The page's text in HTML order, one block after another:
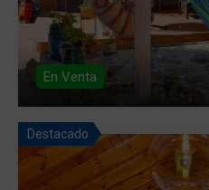
En Venta
Destacado